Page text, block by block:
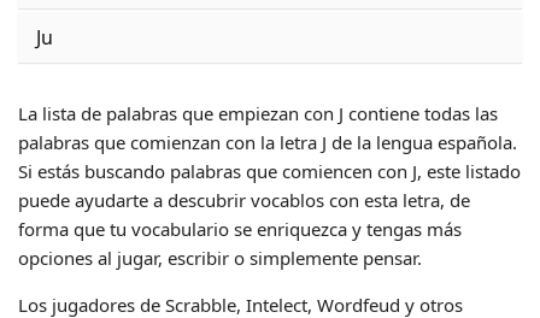
Ju
La lista de palabras que empiezan con J contiene todas las
palabras que comienzan con la letra J de la lengua española.
Si estás buscando palabras que comiencen con J, este listado
puede ayudarte a descubrir vocablos con esta letra, de
forma que tu vocabulario se enriquezca y tengas más
opciones al jugar, escribir o simplemente pensar.
Los jugadores de Scrabble, Intelect, Wordfeud y otros